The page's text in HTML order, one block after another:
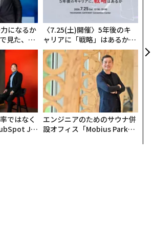
になるか
見た、く
〈7.25(土)開催〉5年後のキ
ャリアに「戦略」はあるか。
トップエグゼクティブのキャ
リアに触れる1日│CAREER S
UMMIT 2026
ではなく
Ja
エンジニアのためのサウナ併
設オフィス「Mobius Park」